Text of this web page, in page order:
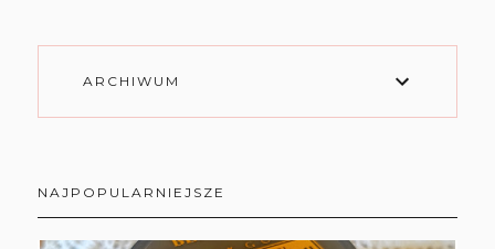
ARCHIWUM
NAJPOPULARNIEJSZE